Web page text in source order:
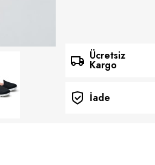
Ücretsiz
Kargo
İade